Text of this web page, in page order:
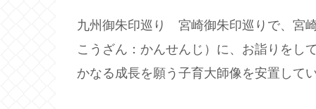
九州御朱印巡り 宮崎御朱印巡りで、宮
こうざん：かんせんじ）に、お詣りをし
かなる成長を願う子育大師像を安置して